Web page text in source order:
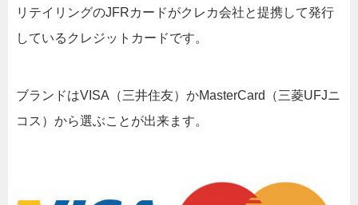
リテイリングのJFRカードがクレカ会社と提携して発行
しているクレジットカードです。
ブランドはVISA（三井住友）かMasterCard（三菱UFJニ
コス）から選ぶことが出来ます。